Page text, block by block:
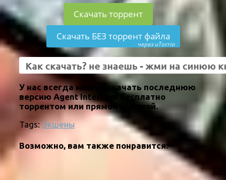
Скачать торрент
Скачать БЕЗ торрент файла
через uTorria
У нас всегда можно скачать последнюю
версию Agent Intercept бесплатно
торрентом или прямой ссылкой.
Tags: Экшены
Возможно, вам также понравится: